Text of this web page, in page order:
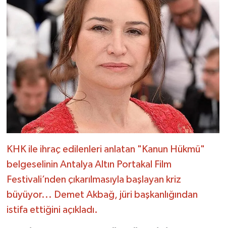
KHK ile ihraç edilenleri anlatan "Kanun Hükmü"
belgeselinin Antalya Altın Portakal Film
Festivali’nden çıkarılmasıyla başlayan kriz
büyüyor... Demet Akbağ, jüri başkanlığından
istifa ettiğini açıkladı.